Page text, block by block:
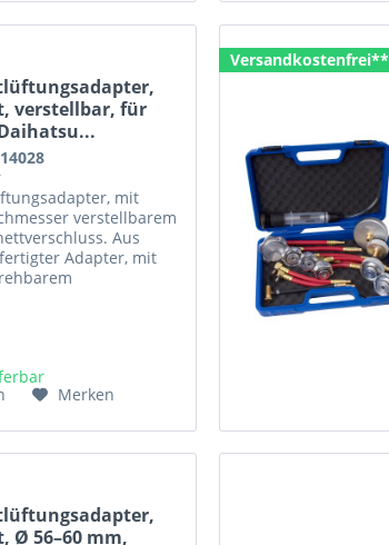
verstellbar, für
mit
verstellbarem
Aus
Adapter, mit
Merken
Versandkostenfrei**
Ø 56–60 mm,